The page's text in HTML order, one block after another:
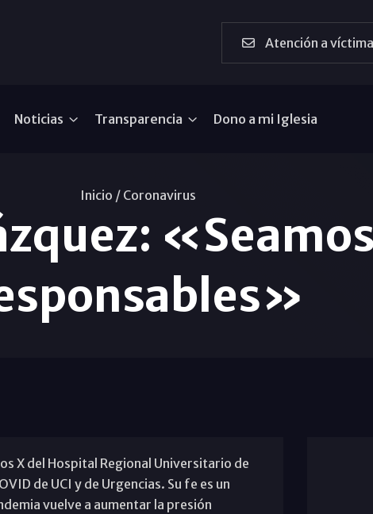
Atención a
Noticias Transparencia Dono a mi Iglesia
Inicio / Coronavirus
X del Hospital Regional Universitario de
de UCI y de Urgencias. Su fe es un
vuelve a aumentar la presión